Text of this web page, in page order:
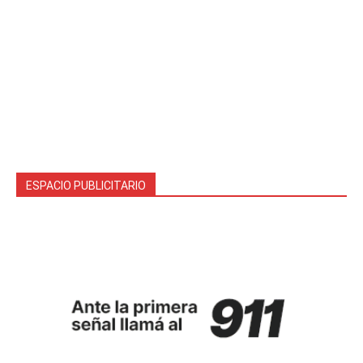
ESPACIO PUBLICITARIO